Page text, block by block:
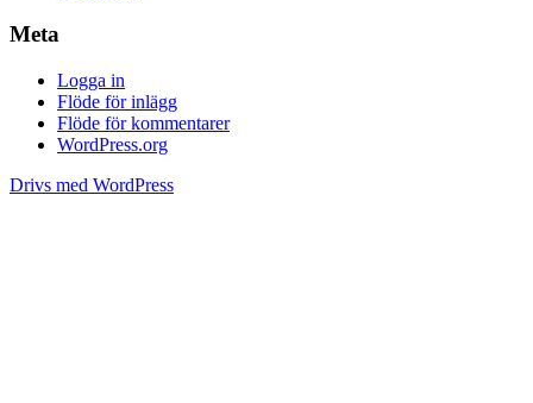
Meta
Logga in
Flöde för inlägg
Flöde för kommentarer
WordPress.org
Drivs med WordPress